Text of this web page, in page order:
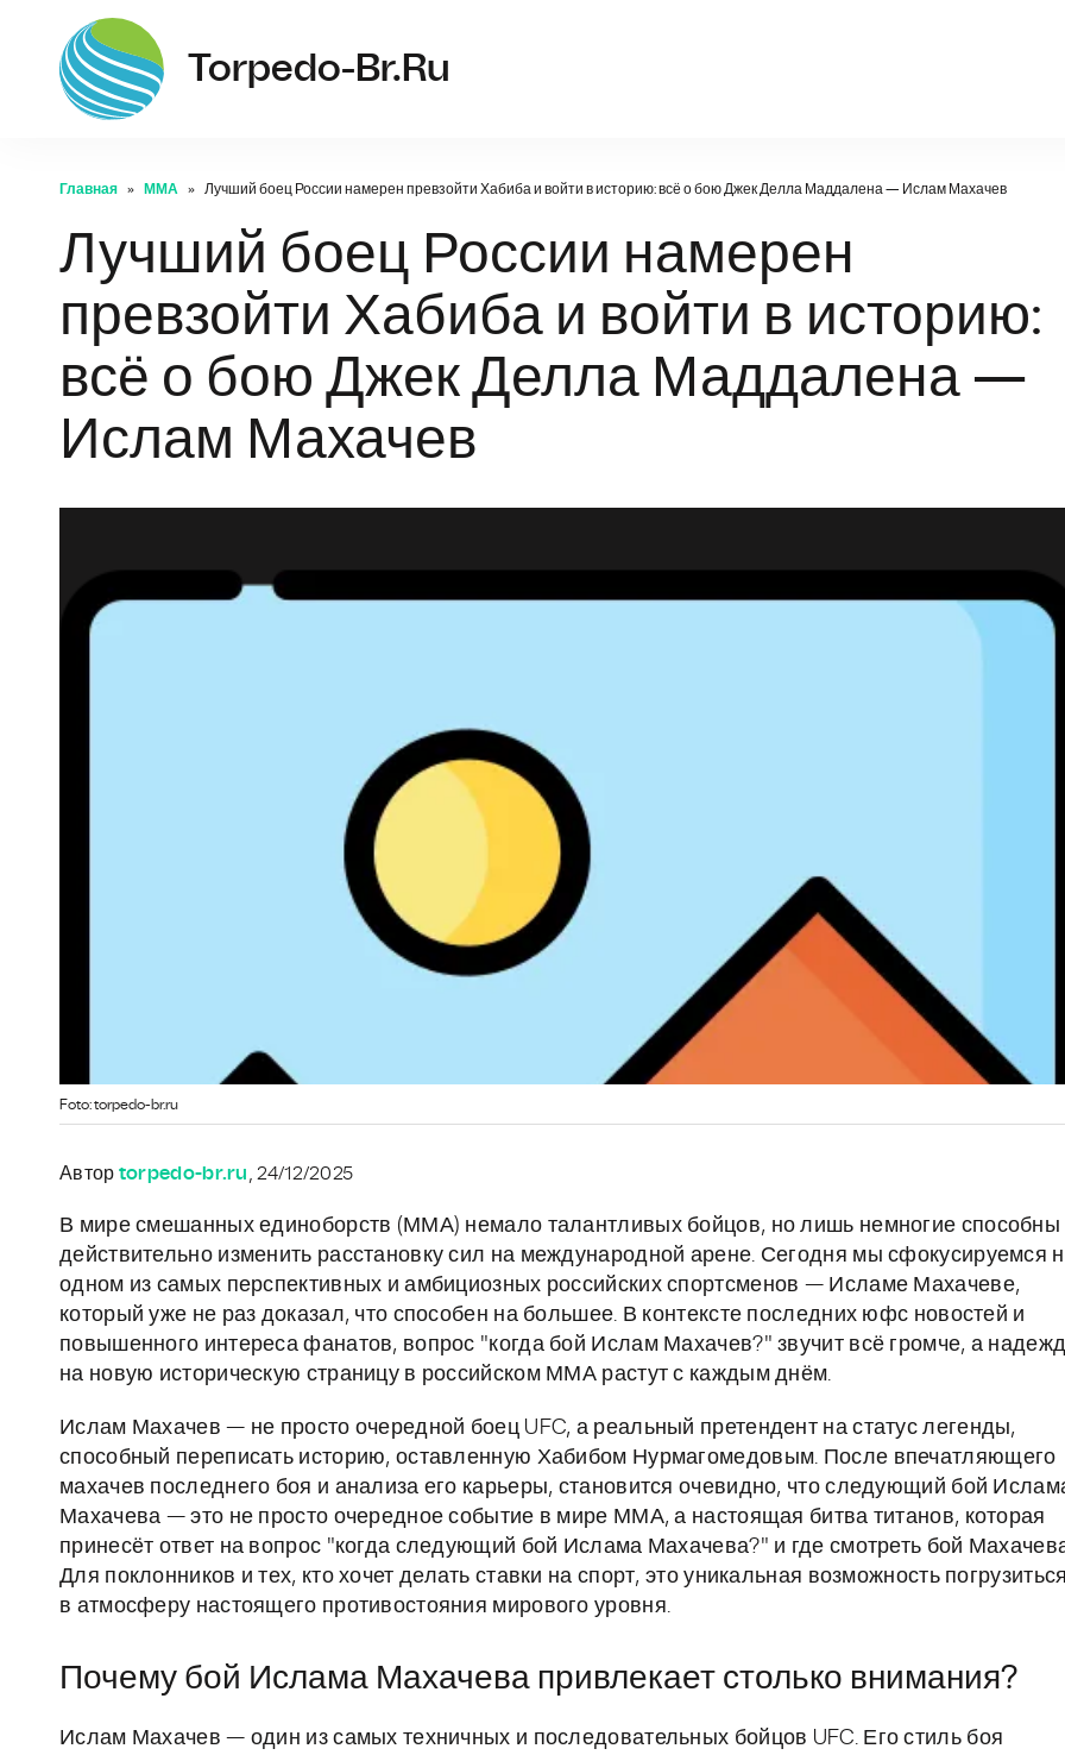
Torpedo-Br.ru
Главная ММА Лучший боец России намерен превзойти Хабиба и войти в историю: всё о бою Джек Делла Маддалена — Ислам Махачев
Лучший боец России намерен
превзойти Хабиба и войти в историю:
всё о бою Джек Делла Маддалена —
Ислам Махачев
Foto: torpedo-br.ru
Автор torpedo-br.ru, 24/12/2025
В мире смешанных единоборств (ММА) немало талантливых бойцов, но лишь немногие способны
действительно изменить расстановку сил на международной арене. Сегодня мы сфокусируемся
одном из самых перспективных и амбициозных российских спортсменов — Исламе Махачеве,
который уже не раз доказал, что способен на большее. В контексте последних юфс новостей и
повышенного интереса фанатов, вопрос "когда бой Ислам Махачев?" звучит всё громче, а
на новую историческую страницу в российском ММА растут с каждым днём.
Ислам Махачев — не просто очередной боец UFC, а реальный претендент на статус легенды,
способный переписать историю, оставленную Хабибом Нурмагомедовым. После впечатляющего
махачев последнего боя и анализа его карьеры, становится очевидно, что следующий бой
Махачева — это не просто очередное событие в мире ММА, а настоящая битва титанов, которая
принесёт ответ на вопрос "когда следующий бой Ислама Махачева?" и где смотреть бой
Для поклонников и тех, кто хочет делать ставки на спорт, это уникальная возможность
в атмосферу настоящего противостояния мирового уровня.
Почему бой Ислама Махачева привлекает столько внимания?
Ислам Махачев — один из самых техничных и последовательных бойцов UFC. Его стиль боя